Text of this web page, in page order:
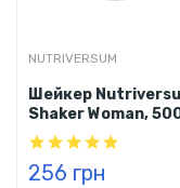
NUTRIVERSUM
Шейкер
Shaker Woman,
256 грн